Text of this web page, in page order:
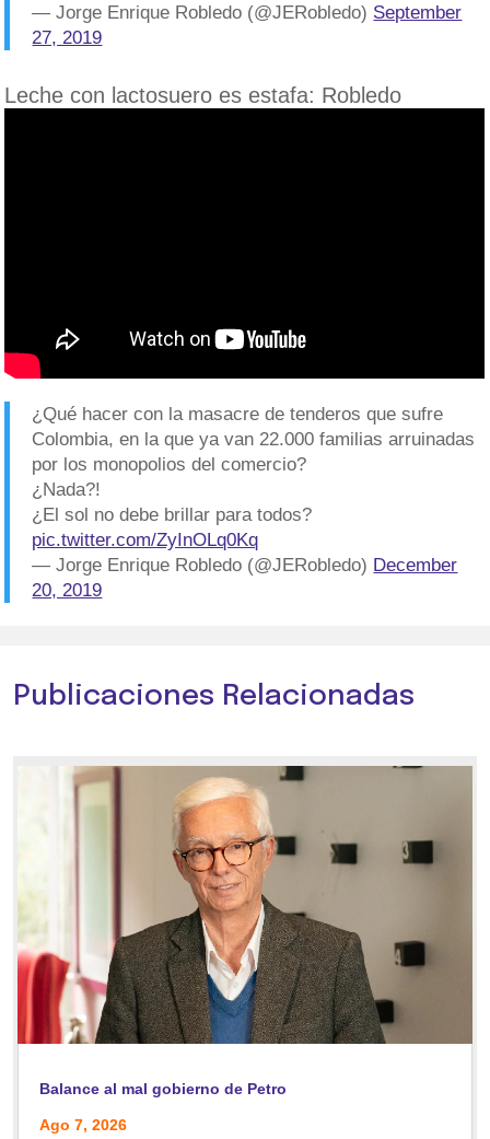
— Jorge Enrique Robledo (@JERobledo) September
27, 2019
Leche con lactosuero es estafa: Robledo
¿Qué hacer con la masacre de tenderos que sufre
Colombia, en la que ya van 22.000 familias arruinadas
por los monopolios del comercio?
¿Nada?!
¿El sol no debe brillar para todos?
pic.twitter.com/ZyInOLq0Kq
— Jorge Enrique Robledo (@JERobledo) December
20, 2019
Publicaciones Relacionadas
Balance al mal gobierno de Petro
Ago 7, 2026